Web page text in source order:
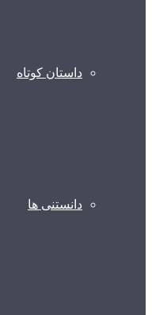
داستان کوتاه
دانستنی ها